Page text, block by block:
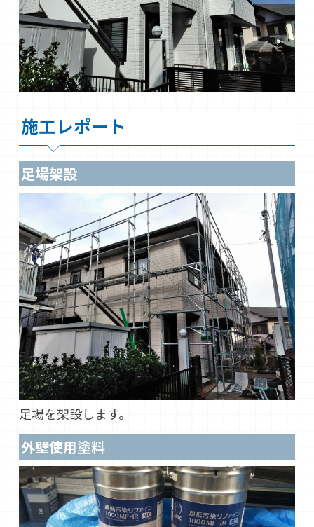
施工レポート
足場架設
足場を架設します。
外壁使用塗料